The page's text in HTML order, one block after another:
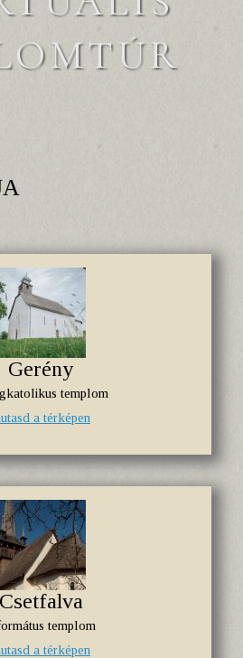
Gerény
templom
a térképen
Csetfalva
templom
a térképen